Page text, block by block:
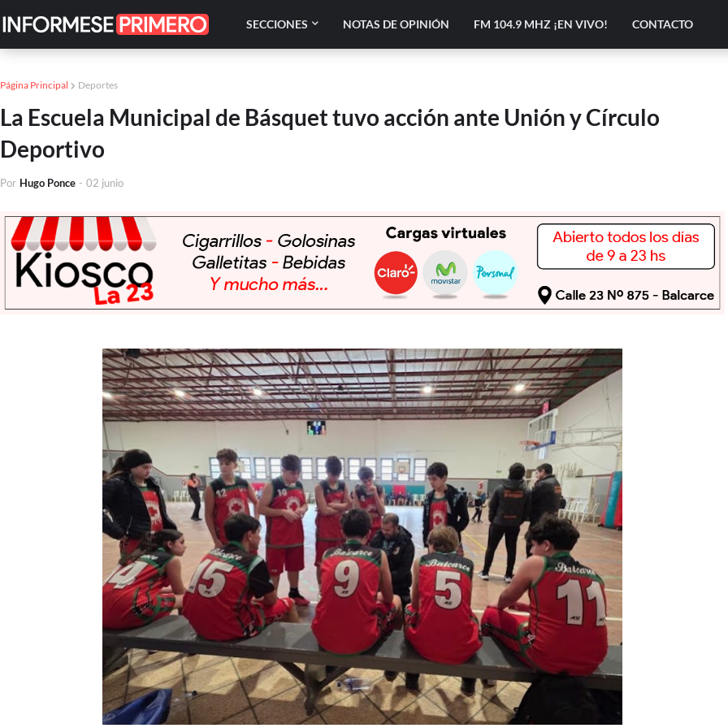
SECCIONES NOTAS DE OPINIÓN FM 104.9 MHZ ¡EN VIVO! CONTACTO
Página Principal Deportes
La Escuela Municipal de Básquet tuvo acción ante Unión y Círculo
Deportivo
Por Hugo Ponce - 02 junio